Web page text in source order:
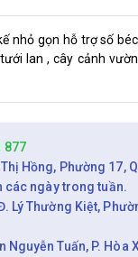
nhỏ gọn hỗ trợ số
lan , cây cảnh
877
Hồng, Phường 17,
các ngày trong tuần.
Lý Thường Kiệt,
Tuấn, P. Hòa